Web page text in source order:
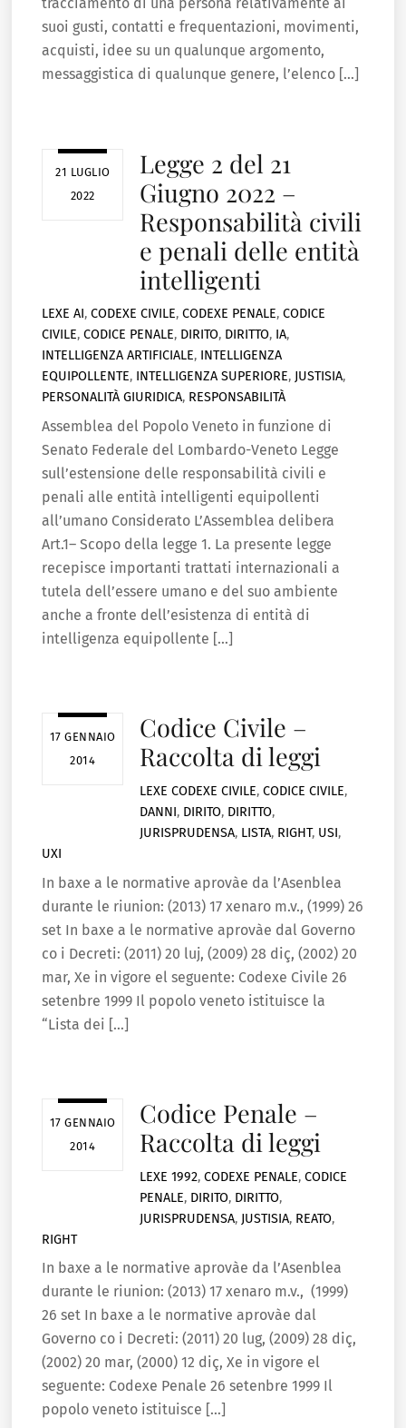
suoi gusti, contatti e frequentazioni, movimenti,
acquisti, idee su un qualunque argomento,
messaggistica di qualunque genere, l’elenco […]
21 LUGLIO
2022
Legge 2 del 21
Giugno 2022 –
Responsabilità civili
e penali delle entità
intelligenti
LEXE AI,CODEXE CIVILE,CODEXE PENALE,CODICE
CIVILE,CODICE PENALE, DIRITO, DIRITTO, IA,
INTELLIGENZA ARTIFICIALE, INTELLIGENZA
EQUIPOLLENTE, INTELLIGENZA SUPERIORE, JUSTISIA,
PERSONALITÀ GIURIDICA, RESPONSABILITÀ
Assemblea del Popolo Veneto in funzione di
Senato Federale del Lombardo-Veneto Legge
sull’estensione delle responsabilità civili e
penali alle entità intelligenti equipollenti
all’umano Considerato L’Assemblea delibera
Art.1– Scopo della legge 1. La presente legge
recepisce importanti trattati internazionali a
tutela dell’essere umano e del suo ambiente
anche a fronte dell’esistenza di entità di
intelligenza equipollente […]
17 GENNAIO
2014
Codice Civile –
Raccolta di leggi
LEXE CODEXE CIVILE,CODICE CIVILE,
DANNI, DIRITO, DIRITTO,
JURISPRUDENSA, LISTA, RIGHT, USI,
UXI
In baxe a le normative aprovàe da l’Asenblea
durante le riunion: (2013) 17 xenaro m.v., (1999) 26
set In baxe a le normative aprovàe dal Governo
co i Decreti: (2011) 20 luj, (2009) 28 diç, (2002) 20
mar, Xe in vigore el seguente: Codexe Civile 26
setenbre 1999 Il popolo veneto istituisce la
“Lista dei […]
17 GENNAIO
2014
Codice Penale –
Raccolta di leggi
LEXE 1992,CODEXE PENALE,CODICE
PENALE, DIRITO, DIRITTO,
JURISPRUDENSA, JUSTISIA, REATO,
RIGHT
In baxe a le normative aprovàe da l’Asenblea
durante le riunion: (2013) 17 xenaro m.v., (1999)
26 set In baxe a le normative aprovàe dal
Governo co i Decreti: (2011) 20 lug, (2009) 28 diç,
(2002) 20 mar, (2000) 12 diç, Xe in vigore el
seguente: Codexe Penale 26 setenbre 1999 Il
popolo veneto istituisce […]